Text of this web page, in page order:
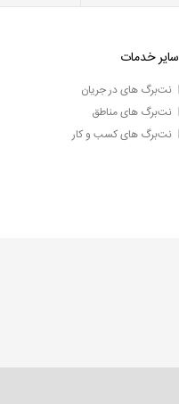
سایر خدمات
نت‌برگ های در جریان
نت‌برگ های مناطق
نت‌برگ های کسب و کار